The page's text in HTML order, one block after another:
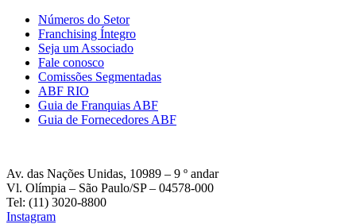
Números do Setor
Franchising Íntegro
Seja um Associado
Fale conosco
Comissões Segmentadas
ABF RIO
Guia de Franquias ABF
Guia de Fornecedores ABF
Av. das Nações Unidas, 10989 – 9 º andar
Vl. Olímpia – São Paulo/SP – 04578-000
Tel: (11) 3020-8800
Instagram